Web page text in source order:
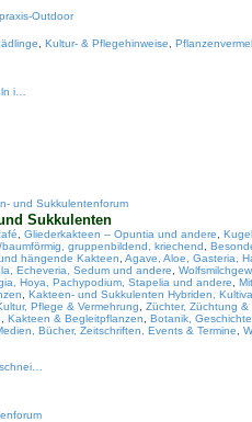
Outdoor
Kultur- & Pflegehinweise
i…
und Sukkulentenforum
Sukkulenten
Gliederkakteen – Opuntia und andere
gruppenbildend, kriechend
hängende Kakteen Agave, Aloe, Gasteria,
Echeveria, Sedum und andere
Hoya, Pachypodium, Stapelia und andere
Kakteen- und Sukkulenten Hybriden,
Pflege & Vermehrung
Züchter, Züchtung
Kakteen & Begleitpflanzen
Botanik,
Bücher, Zeitschriften, Events & Termine